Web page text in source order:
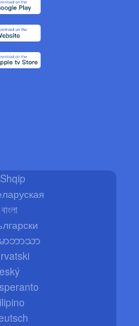
Shqip
বাংলা
မာဘာသာ